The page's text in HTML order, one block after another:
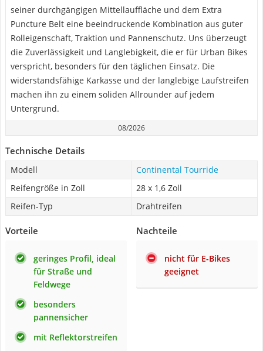
seiner durchgängigen Mittellauffläche und dem Extra
Puncture Belt eine beeindruckende Kombination aus guter
Rolleigenschaft, Traktion und Pannenschutz. Uns überzeugt
die Zuverlässigkeit und Langlebigkeit, die er für Urban Bikes
verspricht, besonders für den täglichen Einsatz. Die
widerstandsfähige Karkasse und der langlebige Laufstreifen
machen ihn zu einem soliden Allrounder auf jedem
Untergrund.
08/2026
Technische Details
Modell
Continental Tourride
Reifengröße in Zoll
28 x 1,6 Zoll
Reifen-Typ
Drahtreifen
Vorteile
geringes Profil, ideal
für Straße und
Feldwege
besonders
pannensicher
mit Reflektorstreifen
Nachteile
nicht für E-Bikes
geeignet